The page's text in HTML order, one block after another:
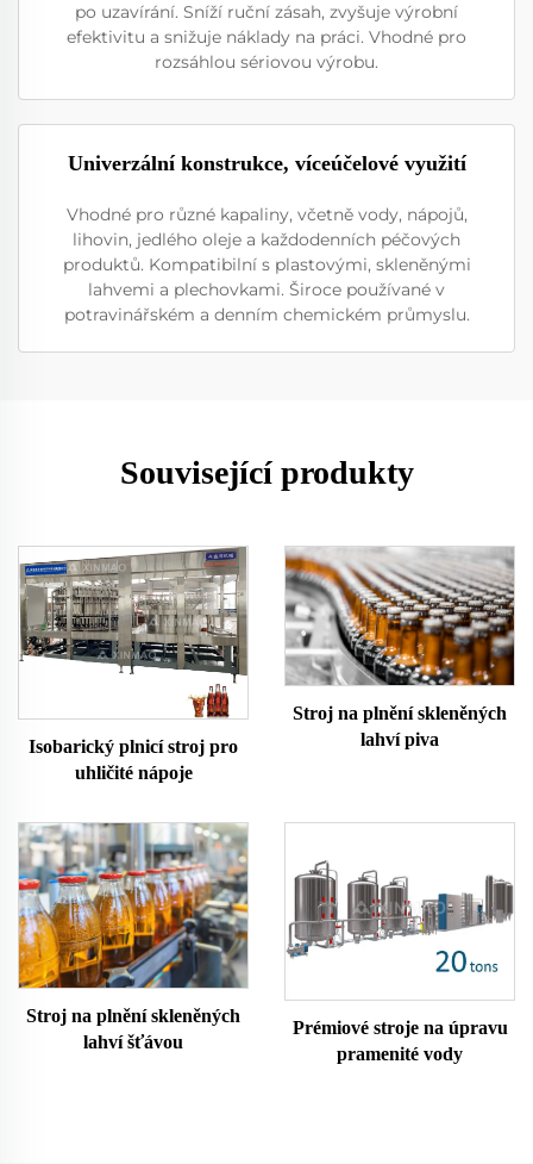
po uzavírání. Sníží ruční zásah, zvyšuje výrobní
efektivitu a snižuje náklady na práci. Vhodné pro
rozsáhlou sériovou výrobu.
Univerzální konstrukce, víceúčelové využití
Vhodné pro různé kapaliny, včetně vody, nápojů,
lihovin, jedlého oleje a každodenních péčových
produktů. Kompatibilní s plastovými, skleněnými
lahvemi a plechovkami. Široce používané v
potravinářském a denním chemickém průmyslu.
Související produkty
Isobarický plnicí stroj pro
uhličité nápoje
Stroj na plnění skleněných
lahví piva
Stroj na plnění skleněných
lahví šťávou
Prémiové stroje na úpravu
pramenité vody